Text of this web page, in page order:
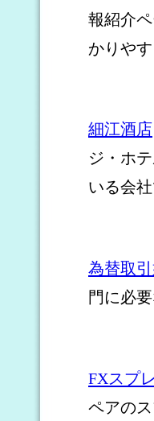
報紹介
かりや
細江酒店
ジ・ホ
いる会社
為替取
門に必
FXスプ
ペアの